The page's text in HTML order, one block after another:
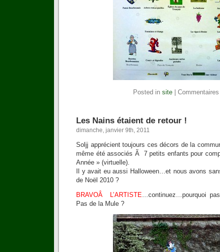
Posted in site|
Les Nains étaient de retour !
dimanche, janvier 9th, 2011
Soljj apprécient toujours ces décors de la
même été associés Ã 7 petits enfants pour
Année » (virtuelle).
Il y avait eu aussi Halloween…et nous avons
de Noël 2010 ?
BRAVOÂ L’ARTISTE…continuez…pourquoi
Pas de la Mule ?